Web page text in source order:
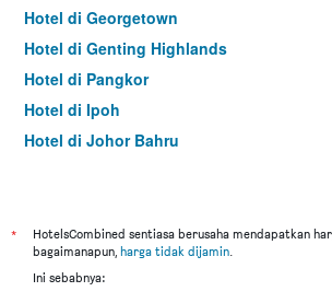
Hotel di Georgetown
Hotel di Genting Highlands
Hotel di Pangkor
Hotel di Ipoh
Hotel di Johor Bahru
Hotel di Kuching
Hotel di Tokyo
*
HotelsCombined sentiasa berusaha mendapatkan
bagaimanapun, harga tidak dijamin.
Ini sebabnya: